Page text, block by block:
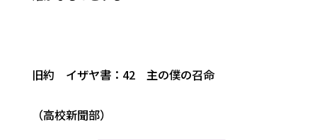
旧約 イザヤ書：42 主の僕の召命
（高校新聞部）